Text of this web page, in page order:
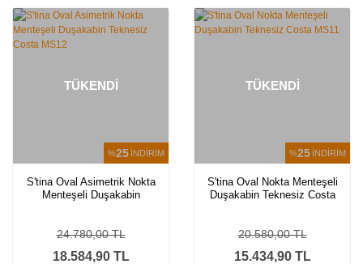
%25 İNDİRİM
TÜKENDİ
S'tina Oval Asimetrik Nokta
Menteşeli Duşakabin
18.584,90 TL
24.780,00 TL
%25 İNDİRİM
TÜKENDİ
S'tina Oval Nokta Menteşeli
Duşakabin Teknesiz Costa
15.434,90 TL
20.580,00 TL